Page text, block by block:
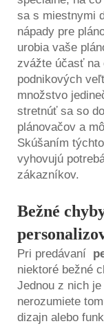
sa s miestnymi
nápady pre
urobia vaše
zvážte účasť na
podnikových
množstvo
stretnúť sa so
plánovačov a
Skúšaním
vyhovujú
zákazníkov.
Bežné
Pri predávaní
niektoré bežné
Jednou z nich
nerozumiete
dizajn alebo